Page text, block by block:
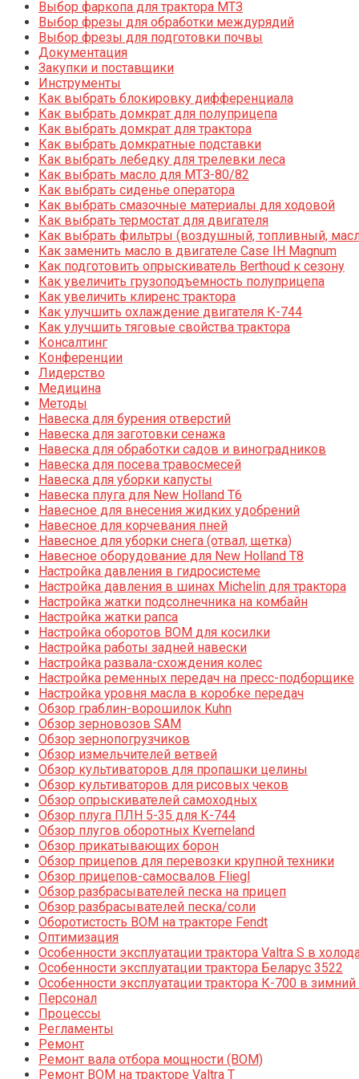
Выбор фаркопа для трактора МТЗ
Выбор фрезы для обработки междурядий
Выбор фрезы для подготовки почвы
Документация
Закупки и поставщики
Инструменты
Как выбрать блокировку дифференциала
Как выбрать домкрат для полуприцепа
Как выбрать домкрат для трактора
Как выбрать домкратные подставки
Как выбрать лебедку для трелевки леса
Как выбрать масло для МТЗ-80/82
Как выбрать сиденье оператора
Как выбрать смазочные материалы для ходовой
Как выбрать термостат для двигателя
Как выбрать фильтры (воздушный, топливный,
Как заменить масло в двигателе Case IH Magnum
Как подготовить опрыскиватель Berthoud к сезону
Как увеличить грузоподъемность полуприцепа
Как увеличить клиренс трактора
Как улучшить охлаждение двигателя К-744
Как улучшить тяговые свойства трактора
Консалтинг
Конференции
Лидерство
Медицина
Методы
Навеска для бурения отверстий
Навеска для заготовки сенажа
Навеска для обработки садов и виноградников
Навеска для посева травосмесей
Навеска для уборки капусты
Навеска плуга для New Holland T6
Навесное для внесения жидких удобрений
Навесное для корчевания пней
Навесное для уборки снега (отвал, щетка)
Навесное оборудование для New Holland T8
Настройка давления в гидросистеме
Настройка давления в шинах Michelin для трактора
Настройка жатки подсолнечника на комбайн
Настройка жатки рапса
Настройка оборотов ВОМ для косилки
Настройка работы задней навески
Настройка развала-схождения колес
Настройка ременных передач на пресс-подборщике
Настройка уровня масла в коробке передач
Обзор граблин-ворошилок Kuhn
Обзор зерновозов SAM
Обзор зернопогрузчиков
Обзор измельчителей ветвей
Обзор культиваторов для пропашки целины
Обзор культиваторов для рисовых чеков
Обзор опрыскивателей самоходных
Обзор плуга ПЛН 5-35 для К-744
Обзор плугов оборотных Kverneland
Обзор прикатывающих борон
Обзор прицепов для перевозки крупной техники
Обзор прицепов-самосвалов Fliegl
Обзор разбрасывателей песка на прицеп
Обзор разбрасывателей песка/соли
Оборотистость ВОМ на тракторе Fendt
Оптимизация
Особенности эксплуатации трактора Valtra S в
Особенности эксплуатации трактора Беларус 3522
Особенности эксплуатации трактора К-700 в
Персонал
Процессы
Регламенты
Ремонт
Ремонт вала отбора мощности (ВОМ)
Ремонт ВОМ на тракторе Valtra T